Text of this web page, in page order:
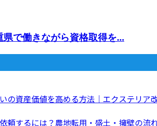
で働きながら資格取得を...
の資産価値を高める方法｜エクステリア
頼するには？農地転用・盛土・擁壁の流